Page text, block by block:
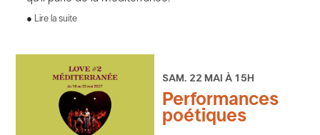
Lire la suite
SAM. 22 MAI À 15H
Performances
poétiques